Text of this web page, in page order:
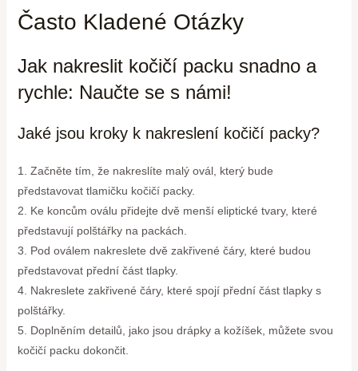
Často Kladené Otázky
Jak nakreslit kočičí packu snadno a
rychle: Naučte se s námi!
Jaké jsou kroky k nakreslení kočičí packy?
1. Začněte tím, že nakreslíte malý ovál, který bude
představovat tlamičku kočičí packy.
2. Ke koncům oválu přidejte dvě menší eliptické tvary, které
představují polštářky na packách.
3. Pod oválem nakreslete dvě zakřivené čáry, které budou
představovat přední část tlapky.
4. Nakreslete zakřivené čáry, které spojí přední část tlapky s
polštářky.
5. Doplněním detailů, jako jsou drápky a kožíšek, můžete svou
kočičí packu dokončit.